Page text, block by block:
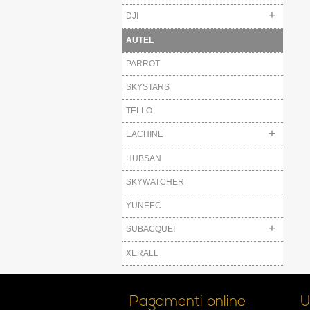
DJI
AUTEL
PARROT
SKYSTARS
TELLO
EACHINE
HUBSAN
SKYWATCHER
YUNEEC
SUBACQUEI
XERALL
Pagamenti online